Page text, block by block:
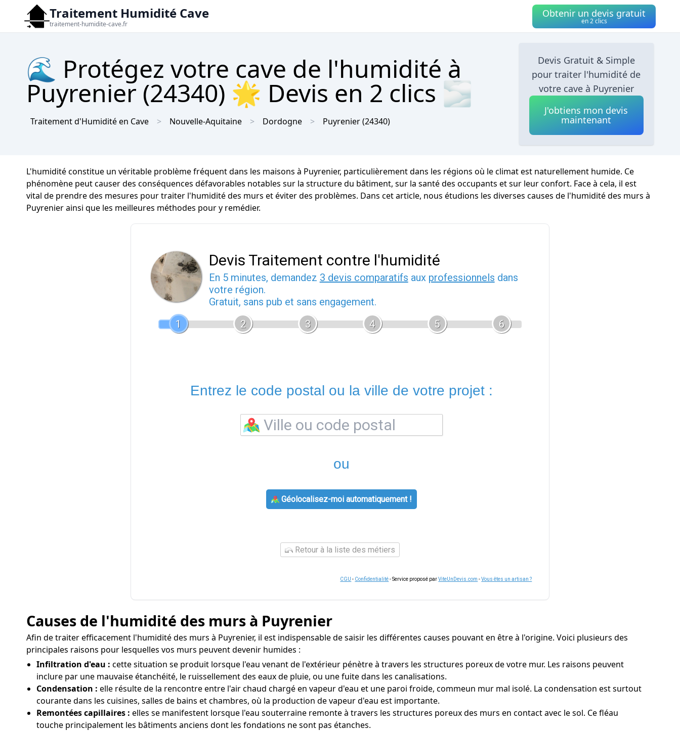
Traitement Humidité Cave
traitement-humidite-cave.fr
Obtenir un devis gratuit
en 2 clics
🌊 Protégez votre cave de l'humidité à
Puyrenier (24340) 🌟 Devis en 2 clics 🌫
Traitement d'Humidité en Cave Nouvelle-Aquitaine Dordogne Puyrenier(24340)
Devis Gratuit & Simple
pour traiter l'humidité de
votre cave à Puyrenier
J'obtiens mon devis
maintenant
L'humidité constitue un véritable problème fréquent dans les maisons à Puyrenier, particulièrement dans les régions où le climat est naturellement humide. Ce
phénomène peut causer des conséquences défavorables notables sur la structure du bâtiment, sur la santé des occupants et sur leur confort. Face à cela, il est
vital de prendre des mesures pour traiter l'humidité des murs et éviter des problèmes. Dans cet article, nous étudions les diverses causes de l'humidité des murs à
Puyrenier ainsi que les meilleures méthodes pour y remédier.
Devis Traitement contre l'humidité
En 5 minutes, demandez 3 devis comparatifs aux professionnels dans
votre région.
Gratuit, sans pub et sans engagement.
1
2 3 4 5 6
Entrez le code postal ou la ville de votre projet :
ou
Géolocalisez-moi automatiquement !
Retour à la liste des métiers
CGU - Confidentialité- Service proposé parViteUnDevis.com -Vous êtes un artisan ?
Causes de l'humidité des murs à Puyrenier
Afin de traiter efficacement l'humidité des murs à Puyrenier, il est indispensable de saisir les différentes causes pouvant en être à l'origine. Voici plusieurs des
principales raisons pour lesquelles vos murs peuvent devenir humides :
Infiltration d'eau : cette situation se produit lorsque l'eau venant de l'extérieur pénètre à travers les structures poreux de votre mur. Les raisons peuvent
inclure par une mauvaise étanchéité, le ruissellement des eaux de pluie, ou une fuite dans les canalisations.
Condensation : elle résulte de la rencontre entre l'air chaud chargé en vapeur d'eau et une paroi froide, commeun mur mal isolé. La condensation est surtout
courante dans les cuisines, salles de bains et chambres, où la production de vapeur d'eau est importante.
Remontées capillaires : elles se manifestent lorsque l'eau souterraine remonte à travers les structures poreux des murs en contact avec le sol. Ce fléau
touche principalement les bâtiments anciens dont les fondations ne sont pas étanches.